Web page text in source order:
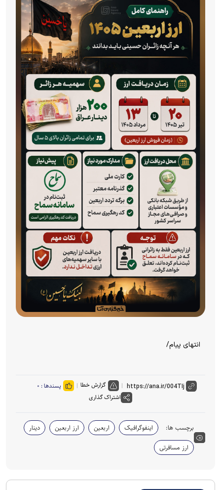
انتهای پیام/
گزارش خطا پسندها : ۰
اشتراک گذاری
برچسب ها: اینفوگرافیک اربعین ارز اربعین
دینار
ارز مسافرتی